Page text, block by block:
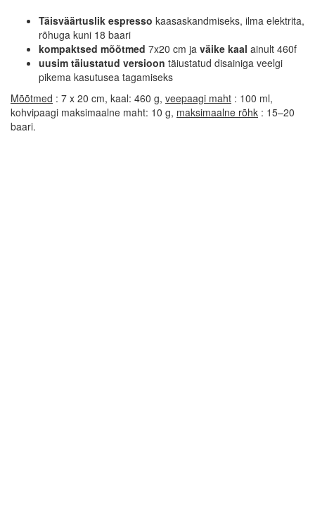
Täisväärtuslik espresso kaasaskandmiseks, ilma elektrita,
rõhuga kuni 18 baari
kompaktsed mõõtmed 7x20 cm ja väike kaal ainult 460f
uusim täiustatud versioon täiustatud disainiga veelgi
pikema kasutusea tagamiseks
Mõõtmed : 7 x 20 cm, kaal: 460 g, veepaagi maht : 100 ml,
kohvipaagi maksimaalne maht: 10 g, maksimaalne rõhk : 15–20
baari.